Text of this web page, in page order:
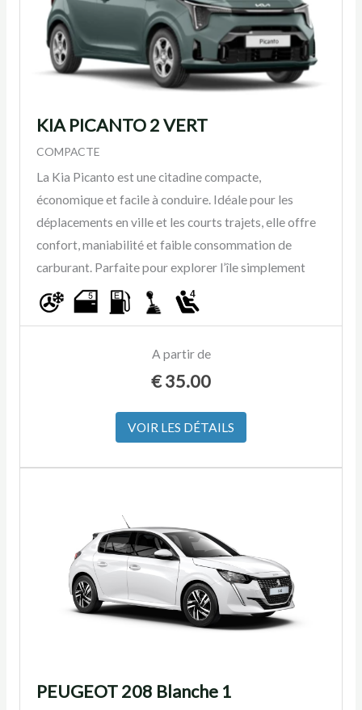
KIA PICANTO 2 VERT
COMPACTE
La Kia Picanto est une citadine compacte,
économique et facile à conduire. Idéale pour les
déplacements en ville et les courts trajets, elle offre
confort, maniabilité et faible consommation de
carburant. Parfaite pour explorer l’île simplement
A partir de
€35.00
VOIR LES DÉTAILS
PEUGEOT 208 Blanche 1